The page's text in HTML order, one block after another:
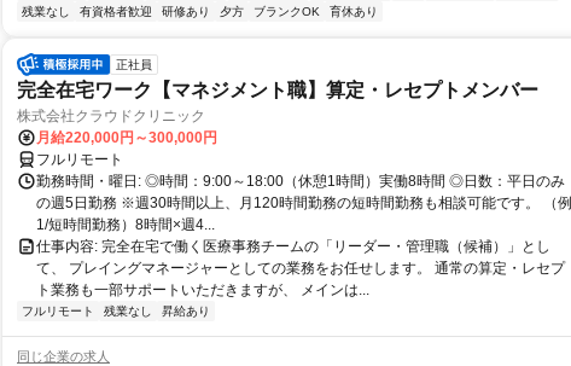
残業なし
有資格者歓迎 研修あり 夕方 ブランクOK 育休あり
正社員
完全在宅ワーク【マネジメント職】算定・レセプトメンバー
株式会社クラウドクリニック
月給220,000円～300,000円
フルリモート
勤務時間・曜日: ◎時間：9:00～18:00（休憩1時間）実働8時間 ◎日数：平日のみ
の週5日勤務 ※週30時間以上、月120時間勤務の短時間勤務も相談可能です。 （例
1/短時間勤務）8時間×週4...
仕事内容: 完全在宅で働く医療事務チームの「リーダー・管理職（候補）」とし
て、 プレイングマネージャーとしての業務をお任せします。 通常の算定・レセプ
ト業務も一部サポートいただきますが、 メインは...
フルリモート 残業なし 昇給あり
同じ企業の求人